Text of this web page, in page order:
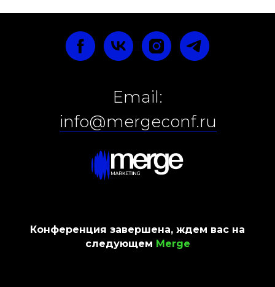
Email:
info@mergeconf.ru
Республика Татарстан, Иннополис г.,
Университетская ул., д.1
Конференция завершена, ждем вас на
следующем Merge